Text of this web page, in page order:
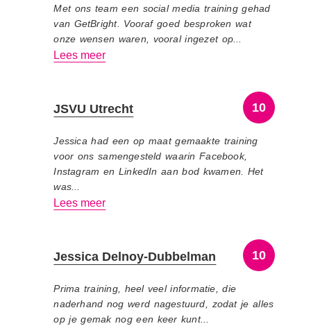
Met ons team een social media training gehad
van GetBright. Vooraf goed besproken wat
onze wensen waren, vooral ingezet op...
Lees meer
JSVU Utrecht 10
Jessica had een op maat gemaakte training
voor ons samengesteld waarin Facebook,
Instagram en LinkedIn aan bod kwamen. Het
was...
Lees meer
Jessica Delnoy-Dubbelman 10
Prima training, heel veel informatie, die
naderhand nog werd nagestuurd, zodat je alles
op je gemak nog een keer kunt...